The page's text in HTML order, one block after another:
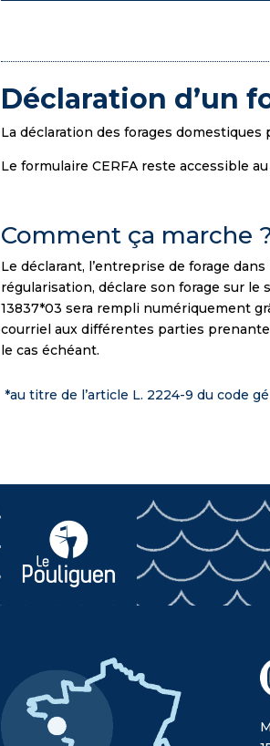
Déclaration d’un
La déclaration des forages
Le formulaire CERFA reste accessible
Comment ça marche
Le déclarant, l’entreprise de forage
régularisation, déclare son forage sur le
13837*03 sera rempli numériquement
courriel aux différentes parties
le cas échéant.
*au titre de l’article L. 2224-9 du code